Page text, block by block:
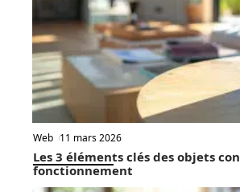
Web 11 mars 2026
Les 3 éléments clés des objets
fonctionnement